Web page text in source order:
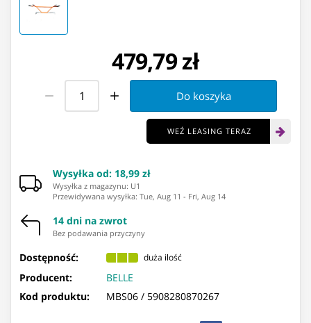
479,79 zł
Do koszyka
WEŹ LEASING TERAZ
Wysyłka od: 18,99 zł
Wysyłka z magazynu: ⁨U1⁩
Przewidywana wysyłka: Tue, Aug 11 - Fri, Aug 14
14 dni na zwrot
Bez podawania przyczyny
Dostępność: duża ilość
Producent:
BELLE
Kod produktu:
MBS06 / 5908280870267